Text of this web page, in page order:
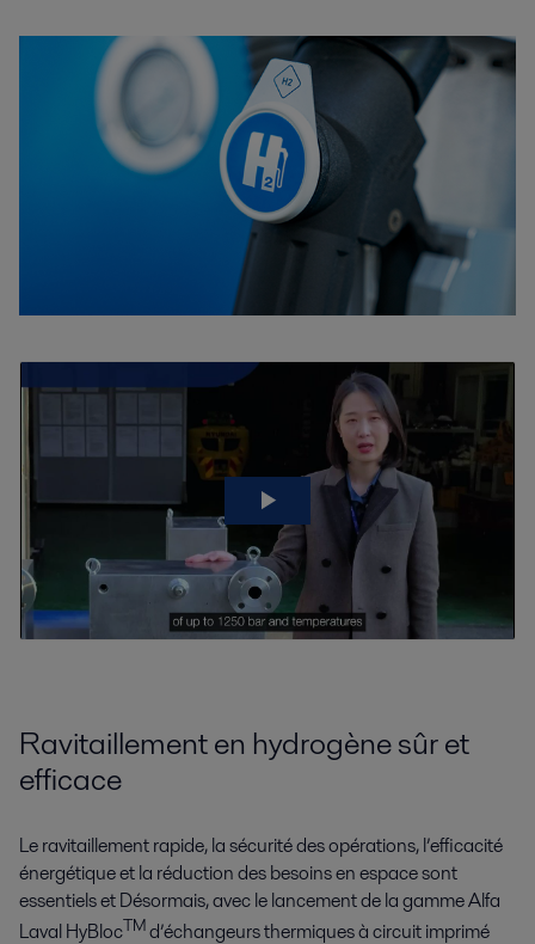
Ravitaillement en hydrogène sûr et
efficace
Le ravitaillement rapide, la sécurité des opérations, l’efficacité
énergétique et la réduction des besoins en espace sont
essentiels et Désormais, avec le lancement de la gamme Alfa
Laval HyBlocTMd’échangeurs thermiques à circuit imprimé